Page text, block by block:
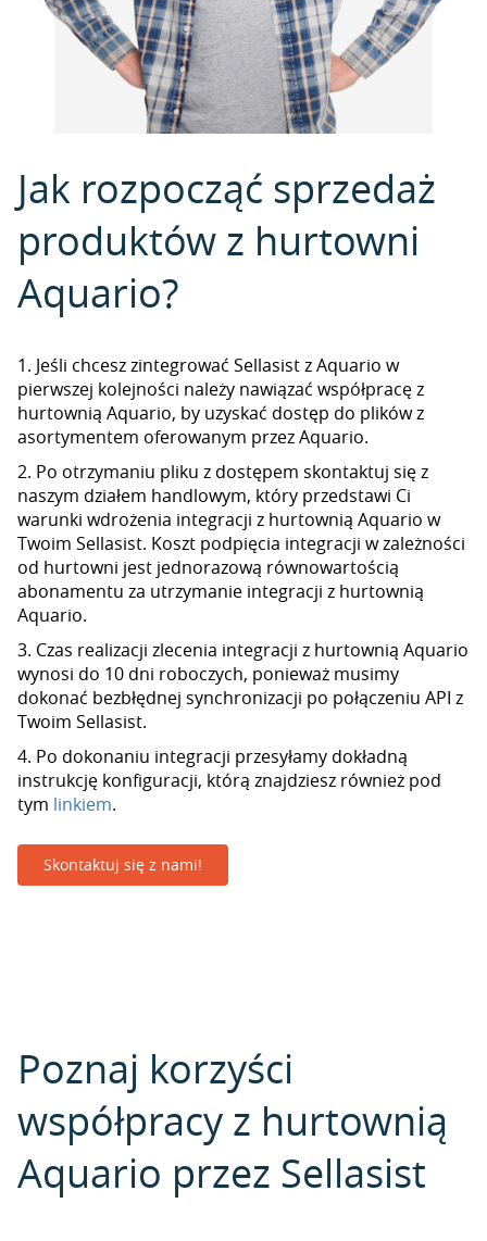
Jak rozpocząć sprzedaż
produktów z hurtowni
Aquario?
1. Jeśli chcesz zintegrować Sellasist z Aquario w
pierwszej kolejności należy nawiązać współpracę z
hurtownią Aquario, by uzyskać dostęp do plików z
asortymentem oferowanym przez Aquario.
2. Po otrzymaniu pliku z dostępem skontaktuj się z
naszym działem handlowym, który przedstawi Ci
warunki wdrożenia integracji z hurtownią Aquario w
Twoim Sellasist. Koszt podpięcia integracji w zależności
od hurtowni jest jednorazową równowartością
abonamentu za utrzymanie integracji z hurtownią
Aquario.
3. Czas realizacji zlecenia integracji z hurtownią Aquario
wynosi do 10 dni roboczych, ponieważ musimy
dokonać bezbłędnej synchronizacji po połączeniu API z
Twoim Sellasist.
4. Po dokonaniu integracji przesyłamy dokładną
instrukcję konfiguracji, którą znajdziesz również pod
tym linkiem.
Skontaktuj się z nami!
Poznaj korzyści
współpracy z hurtownią
Aquario przez Sellasist